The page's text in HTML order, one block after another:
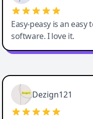
Easy-peasy is an
software. I love it.
Easy-Peasy AI
Dezign121